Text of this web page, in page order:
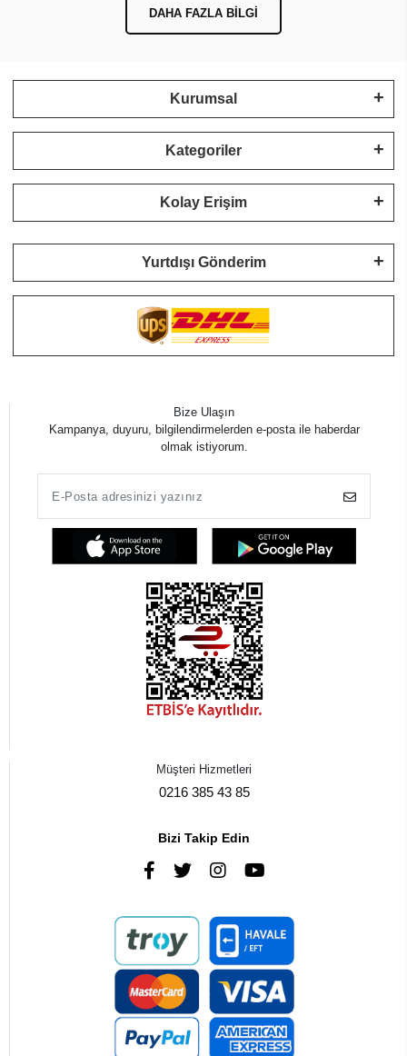
DAHA FAZLA BILGI
Kurumsal
Kategoriler
Kolay Erişim
Yurtdışı Gönderim
Bize Ulaşın
Kampanya, duyuru, bilgilendirmelerden e-posta ile haberdar
olmak istiyorum.
Müşteri Hizmetleri
0216 385 43 85
Bizi Takip Edin